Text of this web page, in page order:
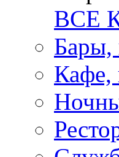
ВСЕ
Бары,
Кафе,